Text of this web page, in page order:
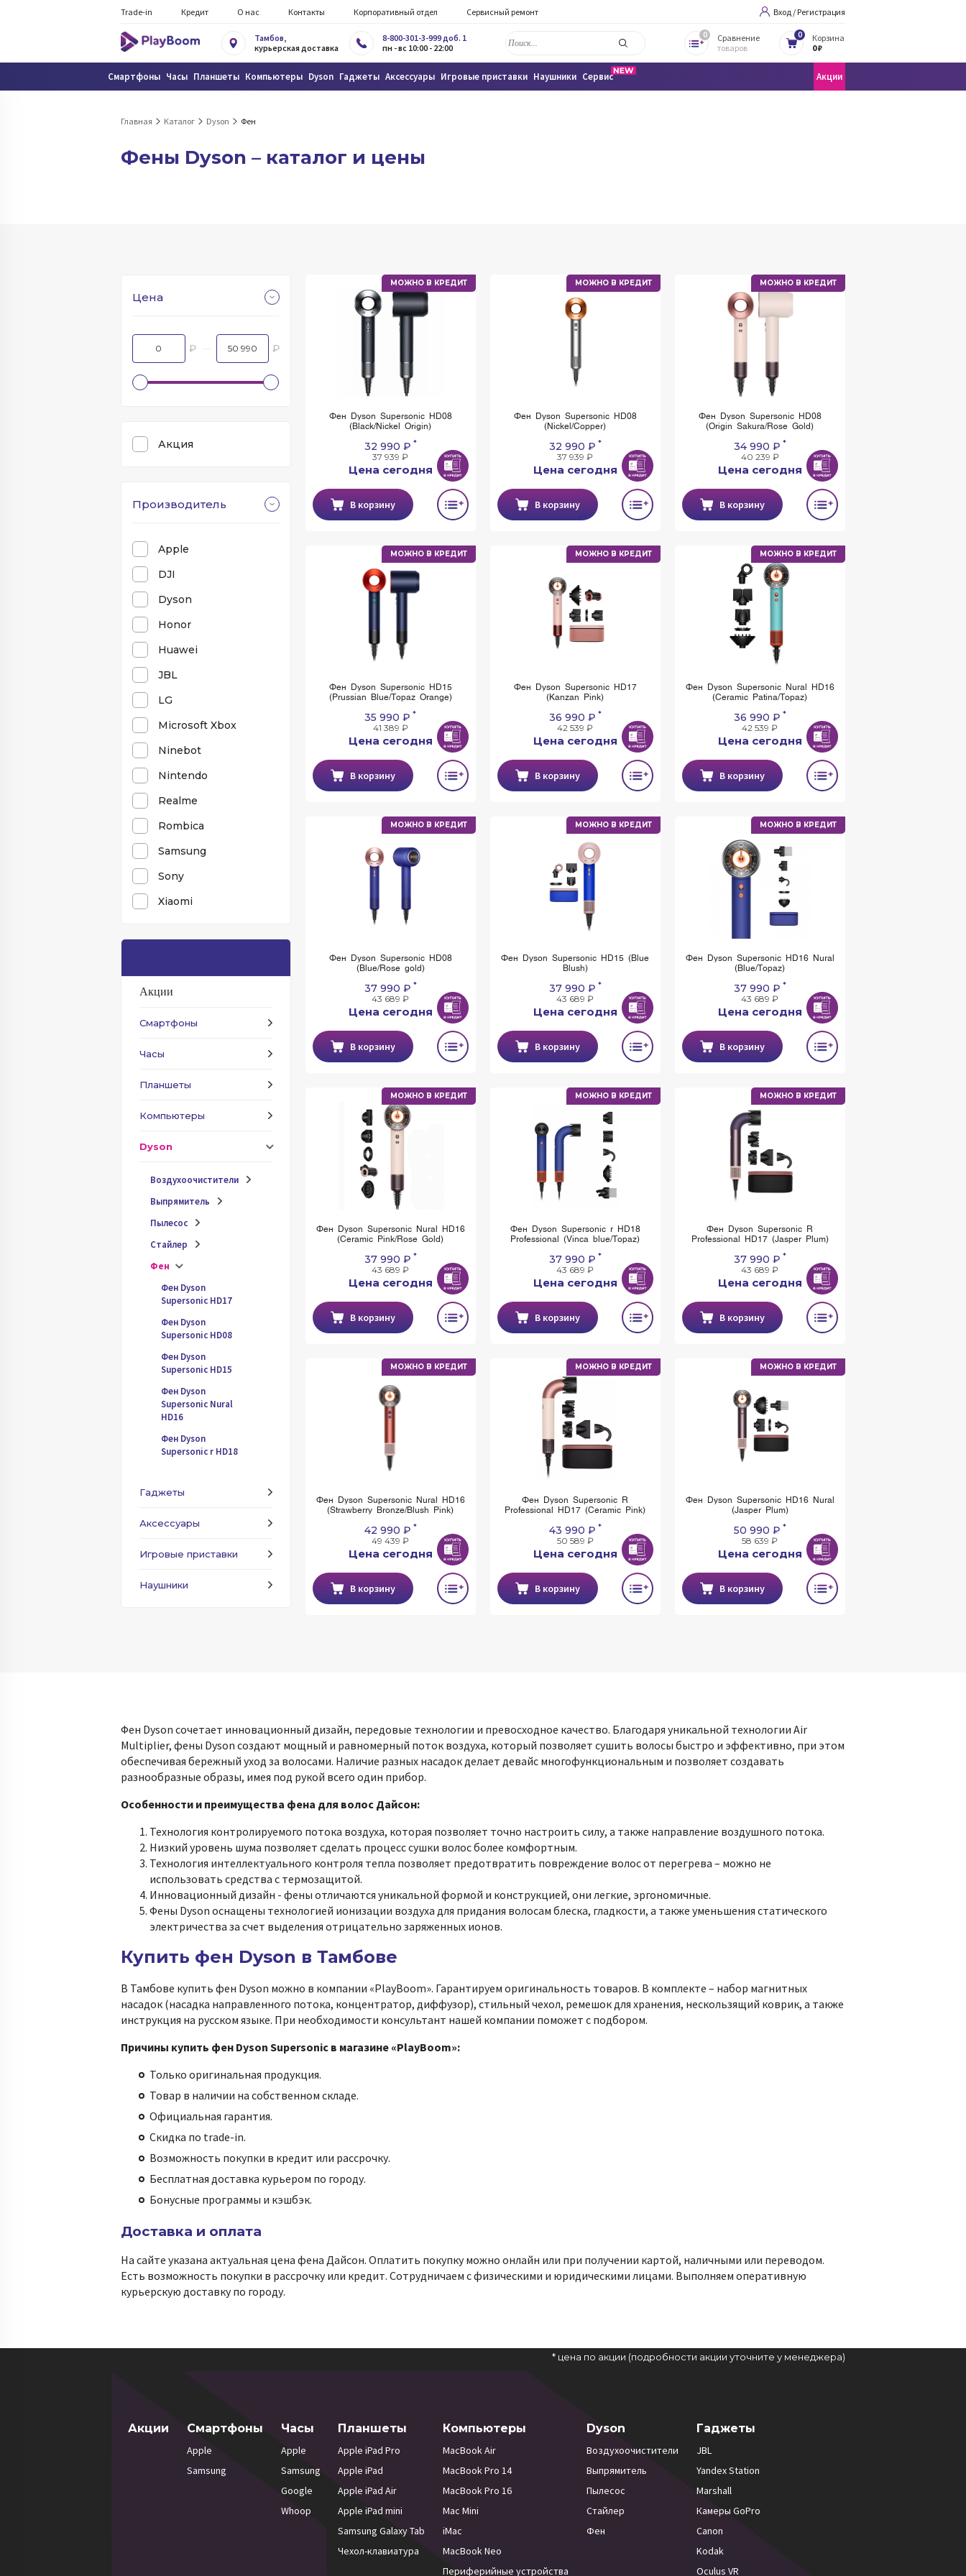
Trade-in Кредит О нас Контакты Корпоративный отдел Сервисный ремонт Вход / Регистрация
Тамбов,
курьерская доставка
8-800-301-3-999 доб. 1
пн - вс 10:00 - 22:00
0
Сравнение
товаров
0
Корзина
0 ₽
Смартфоны Часы Планшеты Компьютеры Dyson Гаджеты Аксессуары Игровые приставки Наушники Сервис Акции
Главная Каталог Dyson Фен
Фены Dyson – каталог и цены
Цена
₽ ₽
Акция
Производитель
Apple
DJI
Dyson
Honor
Huawei
JBL
LG
Microsoft Xbox
Ninebot
Nintendo
Realme
Rombica
Samsung
Sony
Xiaomi
Акции
Смартфоны
Часы
Планшеты
Компьютеры
Dyson
Воздухоочистители
Выпрямитель
Пылесос
Стайлер
Фен
Фен Dyson
Supersonic HD17
Фен Dyson
Supersonic HD08
Фен Dyson
Supersonic HD15
Фен Dyson
Supersonic Nural
HD16
Фен Dyson
Supersonic r HD18
Гаджеты
Аксессуары
Игровые приставки
Наушники
МОЖНО В КРЕДИТ
Фен Dyson Supersonic HD08
(Black/Nickel Origin)
32 990 ₽ *
37 939 ₽
Цена сегодня
В корзину
МОЖНО В КРЕДИТ
Фен Dyson Supersonic HD08
(Nickel/Copper)
32 990 ₽ *
37 939 ₽
Цена сегодня
В корзину
МОЖНО В КРЕДИТ
Фен Dyson Supersonic HD08
(Origin Sakura/Rose Gold)
34 990 ₽ *
40 239 ₽
Цена сегодня
В корзину
МОЖНО В КРЕДИТ
Фен Dyson Supersonic HD15
(Prussian Blue/Topaz Orange)
35 990 ₽ *
41 389 ₽
Цена сегодня
В корзину
МОЖНО В КРЕДИТ
Фен Dyson Supersonic HD17
(Kanzan Pink)
36 990 ₽ *
42 539 ₽
Цена сегодня
В корзину
МОЖНО В КРЕДИТ
Фен Dyson Supersonic Nural HD16
(Ceramic Patina/Topaz)
36 990 ₽ *
42 539 ₽
Цена сегодня
В корзину
МОЖНО В КРЕДИТ
Фен Dyson Supersonic HD08
(Blue/Rose gold)
37 990 ₽ *
43 689 ₽
Цена сегодня
В корзину
МОЖНО В КРЕДИТ
Фен Dyson Supersonic HD15 (Blue
Blush)
37 990 ₽ *
43 689 ₽
Цена сегодня
В корзину
МОЖНО В КРЕДИТ
Фен Dyson Supersonic HD16 Nural
(Blue/Topaz)
37 990 ₽ *
43 689 ₽
Цена сегодня
В корзину
МОЖНО В КРЕДИТ
Фен Dyson Supersonic Nural HD16
(Ceramic Pink/Rose Gold)
37 990 ₽ *
43 689 ₽
Цена сегодня
В корзину
МОЖНО В КРЕДИТ
Фен Dyson Supersonic r HD18
Professional (Vinca blue/Topaz)
37 990 ₽ *
43 689 ₽
Цена сегодня
В корзину
МОЖНО В КРЕДИТ
Фен Dyson Supersonic R
Professional HD17 (Jasper Plum)
37 990 ₽ *
43 689 ₽
Цена сегодня
В корзину
МОЖНО В КРЕДИТ
Фен Dyson Supersonic Nural HD16
(Strawberry Bronze/Blush Pink)
42 990 ₽ *
49 439 ₽
Цена сегодня
В корзину
МОЖНО В КРЕДИТ
Фен Dyson Supersonic R
Professional HD17 (Ceramic Pink)
43 990 ₽ *
50 589 ₽
Цена сегодня
В корзину
МОЖНО В КРЕДИТ
Фен Dyson Supersonic HD16 Nural
(Jasper Plum)
50 990 ₽ *
58 639 ₽
Цена сегодня
В корзину
Фен Dyson сочетает инновационный дизайн, передовые технологии и превосходное качество. Благодаря уникальной технологии Air
Multiplier, фены Dyson создают мощный и равномерный поток воздуха, который позволяет сушить волосы быстро и эффективно, при этом
обеспечивая бережный уход за волосами. Наличие разных насадок делает девайс многофункциональным и позволяет создавать
разнообразные образы, имея под рукой всего один прибор.
Особенности и преимущества фена для волос Дайсон:
Технология контролируемого потока воздуха, которая позволяет точно настроить силу, а также направление воздушного потока.
Низкий уровень шума позволяет сделать процесс сушки волос более комфортным.
Технология интеллектуального контроля тепла позволяет предотвратить повреждение волос от перегрева – можно не
использовать средства с термозащитой.
Инновационный дизайн - фены отличаются уникальной формой и конструкцией, они легкие, эргономичные.
Фены Dyson оснащены технологией ионизации воздуха для придания волосам блеска, гладкости, а также уменьшения статического
электричества за счет выделения отрицательно заряженных ионов.
Купить фен Dyson в Тамбове
В Тамбове купить фен Dyson можно в компании «PlayBoom». Гарантируем оригинальность товаров. В комплекте – набор магнитных
насадок (насадка направленного потока, концентратор, диффузор), стильный чехол, ремешок для хранения, нескользящий коврик, а также
инструкция на русском языке. При необходимости консультант нашей компании поможет с подбором.
Причины купить фен Dyson Supersonic в магазине «PlayBoom»:
Только оригинальная продукция.
Товар в наличии на собственном складе.
Официальная гарантия.
Скидка по trade-in.
Возможность покупки в кредит или рассрочку.
Бесплатная доставка курьером по городу.
Бонусные программы и кэшбэк.
Доставка и оплата
На сайте указана актуальная цена фена Дайсон. Оплатить покупку можно онлайн или при получении картой, наличными или переводом.
Есть возможность покупки в рассрочку или кредит. Сотрудничаем с физическими и юридическими лицами. Выполняем оперативную
курьерскую доставку по городу.
* цена по акции (подробности акции уточните у менеджера)
Акции Смартфоны
Apple
Samsung
Часы
Apple
Samsung
Google
Whoop
Планшеты
Apple iPad Pro
Apple iPad
Apple iPad Air
Apple iPad mini
Samsung Galaxy Tab
Чехол-клавиатура
Компьютеры
MacBook Air
MacBook Pro 14
MacBook Pro 16
Mac Mini
iMac
MacBook Neo
Периферийные устройства
Dyson
Воздухоочистители
Выпрямитель
Пылесос
Стайлер
Фен
Гаджеты
JBL
Yandex Station
Marshall
Камеры GoPro
Canon
Kodak
Oculus VR